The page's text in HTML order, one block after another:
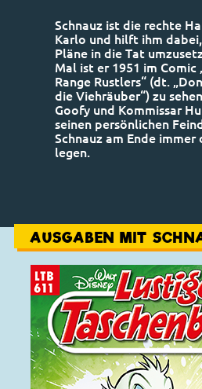
Schnauz ist die rechte
Karlo und hilft ihm
Pläne in die Tat
Mal ist er 1951 im Comic
Range Rustlers“ (dt.
die Viehräuber“) zu
Goofy und Kommissar
seinen persönlichen
Schnauz am Ende immer
legen.
AUSGABEN MIT